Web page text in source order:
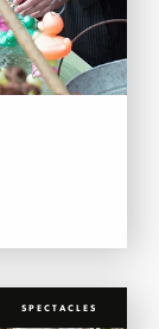
SPECTACLES